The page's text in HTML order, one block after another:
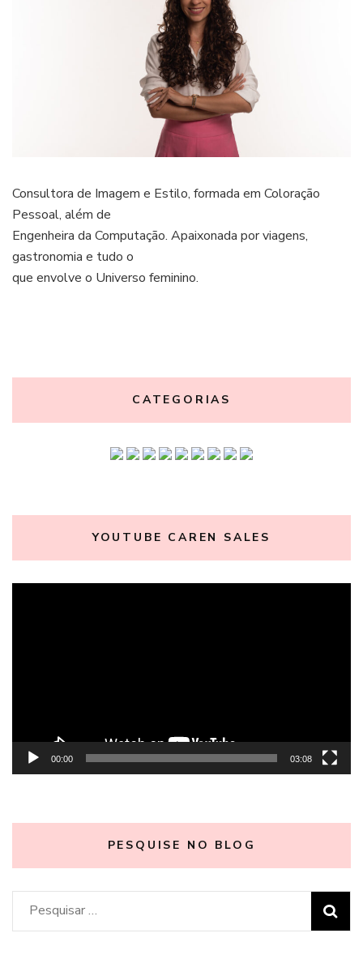
Consultora de Imagem e Estilo, formada em Coloração
Pessoal, além de
Engenheira da Computação. Apaixonada por viagens,
gastronomia e tudo o
que envolve o Universo feminino.
CATEGORIAS
YOUTUBE CAREN SALES
00:00 03:08
PESQUISE NO BLOG
Pesquisar
por: